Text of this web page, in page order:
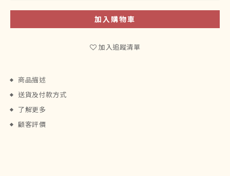
加入購物車
加入追蹤清單
商品描述
送貨及付款方式
了解更多
顧客評價